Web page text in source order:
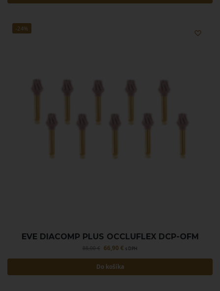
-24%
EVE DIACOMP PLUS OCCLUFLEX DCP-OFM
88,00€ 66,90 € s DPH
Do košíka